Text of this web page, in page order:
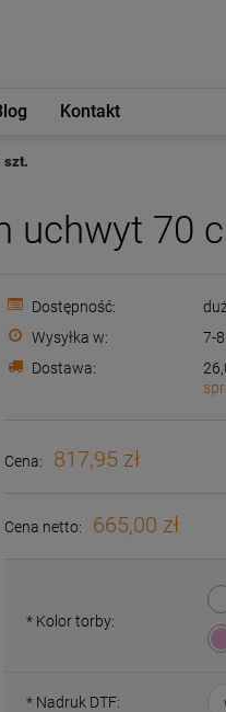
Kontakt
szt.
uchwyt 70
Dostępność:
Wysyłka w:
7-
Dostawa:
Cena: 817,95 zł
Cena netto: 665,00 zł
* Kolor torby:
* Nadruk DTF: